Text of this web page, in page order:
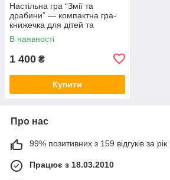
Настільна гра “Змії та
драбини” — компактна гра-
книжечка для дітей та
дорослих 🐍🪜
В наявності
1 400 ₴
Купити
Про нас
99% позитивних з 159 відгуків за рік
Працює з 18.03.2010